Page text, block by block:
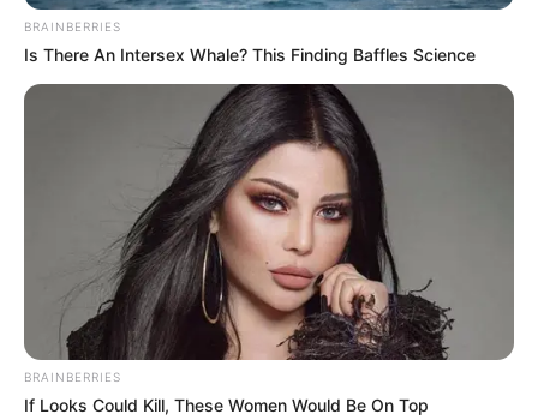
BRAINBERRIES
Is There An Intersex Whale? This Finding Baffles Science
BRAINBERRIES
If Looks Could Kill, These Women Would Be On Top